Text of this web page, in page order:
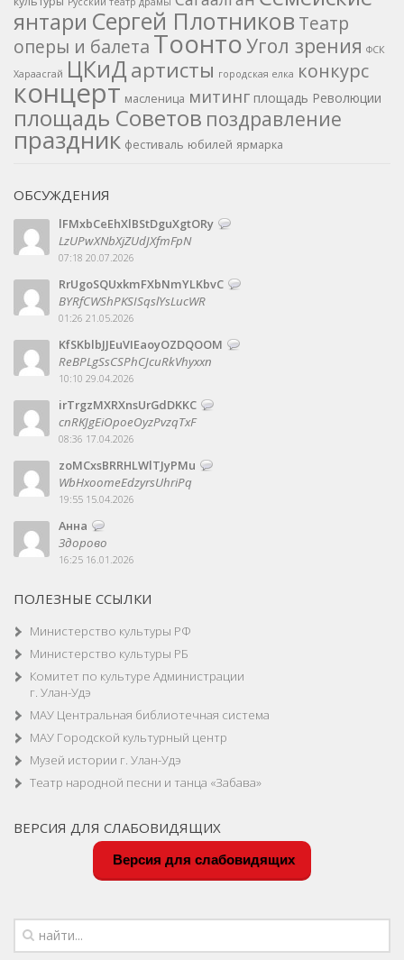
янтари Сергей Плотников Театр
оперы и балета ТоонтоУгол зрения ФСК
Хараасгай ЦКиДартисты городская елка конкурс
концерт масленица митинг площадь Революции
площадь Советов поздравление
праздник фестиваль юбилей ярмарка
ОБСУЖДЕНИЯ
lFMxbCeEhXlBStDguXgtORy
LzUPwXNbXjZUdJXfmFpN
07:18 20.07.2026
RrUgoSQUxkmFXbNmYLKbvC
BYRfCWShPKSISqslYsLucWR
01:26 21.05.2026
KfSKblbJJEuVIEaoyOZDQOOM
ReBPLgSsCSPhCJcuRkVhyxxn
10:10 29.04.2026
irTrgzMXRXnsUrGdDKKC
cnRKJgEiOpoeOyzPvzqTxF
08:36 17.04.2026
zoMCxsBRRHLWlTJyPMu
WbHxoomeEdzyrsUhriPq
19:55 15.04.2026
Анна
Здорово
16:25 16.01.2026
ПОЛЕЗНЫЕ ССЫЛКИ
Министерство культуры РФ
Министерство культуры РБ
Комитет по культуре Администрации
г. Улан-Удэ
МАУ Центральная библиотечная система
МАУ Городской культурный центр
Музей истории г. Улан-Удэ
Театр народной песни и танца «Забава»
ВЕРСИЯ ДЛЯ СЛАБОВИДЯЩИХ
Версия для слабовидящих